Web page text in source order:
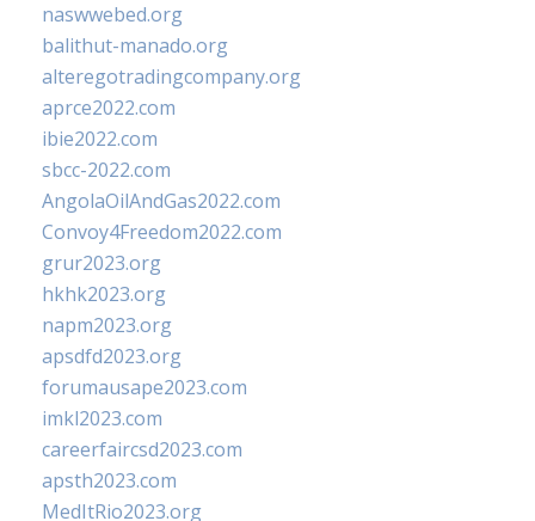
naswwebed.org
balithut-manado.org
alteregotradingcompany.org
aprce2022.com
ibie2022.com
sbcc-2022.com
AngolaOilAndGas2022.com
Convoy4Freedom2022.com
grur2023.org
hkhk2023.org
napm2023.org
apsdfd2023.org
forumausape2023.com
imkl2023.com
careerfaircsd2023.com
apsth2023.com
MedItRio2023.org